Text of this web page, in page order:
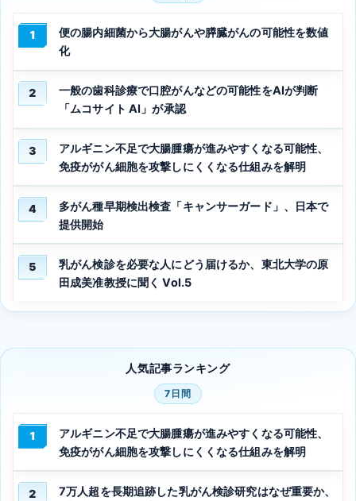
1
便の腸内細菌から大腸がんや膵臓がんの可能性を数値
化
2
一般の歯科診療で口腔がんなどの可能性をAIが判断
「ムコサイト AI」が承認
3
アルギニン不足で大腸腫瘍が進みやすくなる可能性、
免疫ががん細胞を攻撃しにくくなる仕組みを解明
4
多がん種早期検出検査「キャンサーガード」、日本で
提供開始
5
乳がん検診を必要な人にどう届けるか、東北大学の原
田成美准教授に聞く Vol.5
人気記事ランキング
7日間
1
アルギニン不足で大腸腫瘍が進みやすくなる可能性、
免疫ががん細胞を攻撃しにくくなる仕組みを解明
2
7万人超を長期追跡した乳がん検診研究はなぜ重要か、